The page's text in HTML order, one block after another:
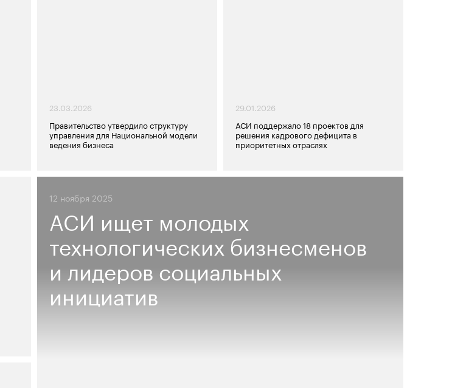
23.03.2026
Правительство утвердило структуру
управления для Национальной модели
ведения бизнеса
29.01.2026
АСИ поддержало 18 проектов для
решения кадрового дефицита в
приоритетных отраслях
12 ноября 2025
АСИ ищет молодых
технологических бизнесменов
и лидеров социальных
инициатив